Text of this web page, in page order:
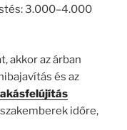
3.000–4.000
akkor az árban
és az
időre,